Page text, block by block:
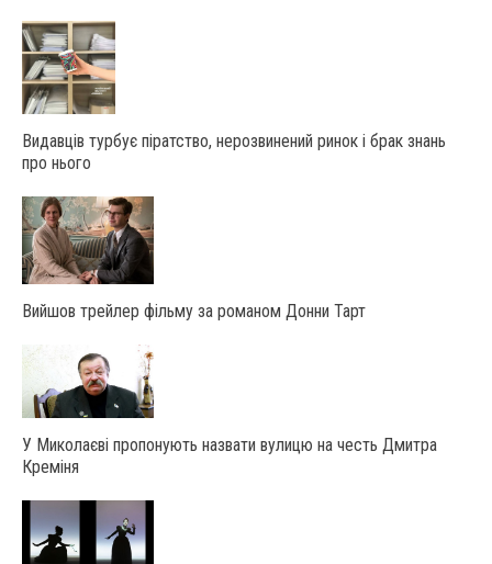
Видавців турбує піратство, нерозвинений ринок і брак знань
про нього
Вийшов трейлер фільму за романом Донни Тарт
У Миколаєві пропонують назвати вулицю на честь Дмитра
Креміня